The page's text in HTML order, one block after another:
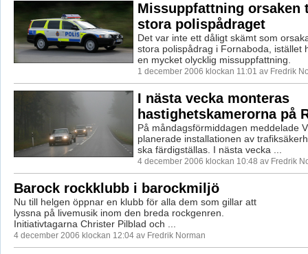
Missuppfattning orsaken
stora polispådraget
Det var inte ett dåligt skämt som
stora polispådrag i Fornaboda, istället
en mycket olycklig missuppfattning.
1 december 2006 klockan 11:01 av Fredrik
I nästa vecka monteras
hastighetskamerorna på
På måndagsförmiddagen meddelade
planerade installationen av
ska färdigställas. I nästa vecka ...
4 december 2006 klockan 10:48 av Fredrik
Barock rockklubb i barockmiljö
Nu till helgen öppnar en klubb för alla dem som gillar att
lyssna på livemusik inom den breda rockgenren.
Initiativtagarna Christer Pilblad och ...
4 december 2006 klockan 12:04 av Fredrik Norman